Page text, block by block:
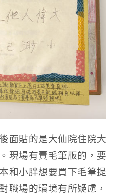
面貼的是大仙院住院大
現場有賣毛筆版的，要
和小胖想要買下毛筆提
職場的環境有所疑慮，